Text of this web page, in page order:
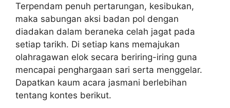
Terpendam penuh pertarungan, kesibukan,
maka sabungan aksi badan pol dengan
diadakan dalam beraneka celah jagat pada
setiap tarikh. Di setiap kans memajukan
olahragawan elok secara beriring-iring guna
mencapai penghargaan sari serta menggelar.
Dapatkan kaum acara jasmani berlebihan
tentang kontes berikut.